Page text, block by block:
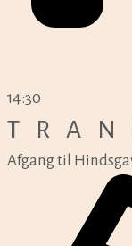
14:30
Afgang til